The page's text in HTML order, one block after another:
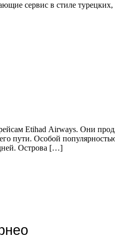
сервис в стиле
Etihad Airways. Они
пути. Особой
Острова […]